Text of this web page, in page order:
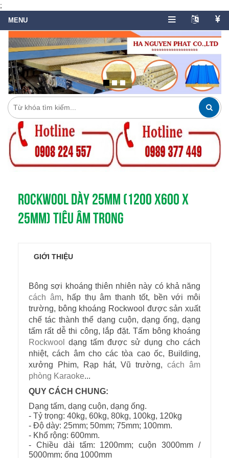
;
ROCKWOOL DÀY 25MM (1200 X600 X
25MM) TIÊU ÂM TRONG
GIỚI THIỆU
Bông sợi khoáng thiên nhiên này có khả năng
cách âm, hấp thụ âm thanh tốt, bền với môi
trường, bông khoáng Rockwool được sản xuất
chế tác thành thể dạng cuộn, dạng ống, dạng
tấm rất dễ thi công, lắp đặt. Tấm bông khoáng
Rockwool
dạng tấm được sử dụng cho cách
nhiệt, cách âm cho các tòa cao ốc, Building,
xưởng Phim, Rạp hát, Vũ trường, cách âm
phòng Karaoke...
QUY CÁCH CHUNG:
Dạng tấm, dạng cuộn, dạng ống.
- Tỷ trọng: 40kg, 60kg, 80kg, 100kg, 120kg
- Độ dày: 25mm; 50mm; 75mm; 100mm.
- Khổ rộng: 600mm.
- Chiều dài tấm: 1200mm; cuộn 3000mm /
5000mm; ống 1000mm